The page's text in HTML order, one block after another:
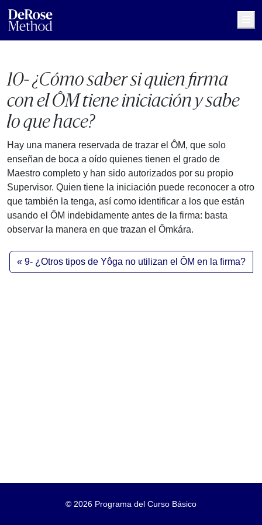
10- ¿Cómo saber si quien firma
con el ÔM tiene iniciación y sabe
lo que hace?
Hay una manera reservada de trazar el ÔM, que solo
enseñan de boca a oído quienes tienen el grado de
Maestro completo y han sido autorizados por su propio
Supervisor. Quien tiene la iniciación puede reconocer a otro
que también la tenga, así como identificar a los que están
usando el ÔM indebidamente antes de la firma: basta
observar la manera en que trazan el Ômkára.
9- ¿Otros tipos de Yôga no utilizan el ÔM en la firma?
© 2026 Programa del Curso Básico